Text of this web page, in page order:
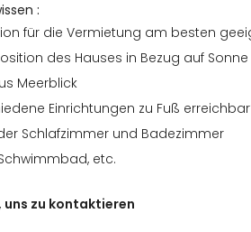
:
für die Vermietung am besten
des Hauses in Bezug auf
Meerblick
Einrichtungen zu Fuß
Schlafzimmer und Badezimmer
etc.
uns zu kontaktieren